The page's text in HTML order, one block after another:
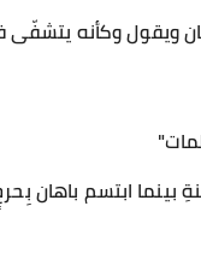
ويقول وكأنه يتشفّى
بينما ابتسم باهان